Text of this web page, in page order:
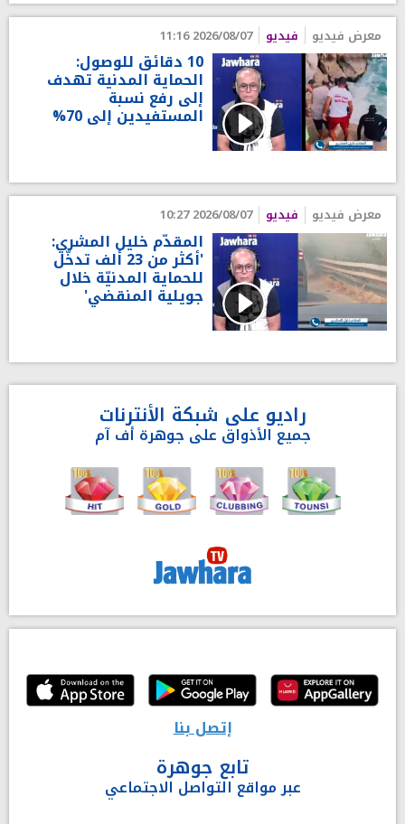
معرض فيديو فيديو 2026/08/07 11:16
10 دقائق للوصول:
الحماية المدنية تهدف
إلى رفع نسبة
المستفيدين إلى 70%
معرض فيديو فيديو 2026/08/07 10:27
المقدّم خليل المشري:
'أكثر من 23 ألف تدخّل
للحماية المدنيّة خلال
جويلية المنقضي'
راديو على شبكة الأنترنات
جميع الأذواق على جوهرة أف آم
إتصل بنا
تابع جوهرة
عبر مواقع التواصل الاجتماعي